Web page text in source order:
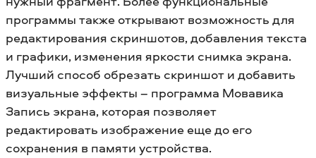
программы также открывают возможность для
редактирования скриншотов, добавления текста
и графики, изменения яркости снимка экрана.
Лучший способ обрезать скриншот и добавить
визуальные эффекты – программа Мовавика
Запись экрана, которая позволяет
редактировать изображение еще до его
сохранения в памяти устройства.